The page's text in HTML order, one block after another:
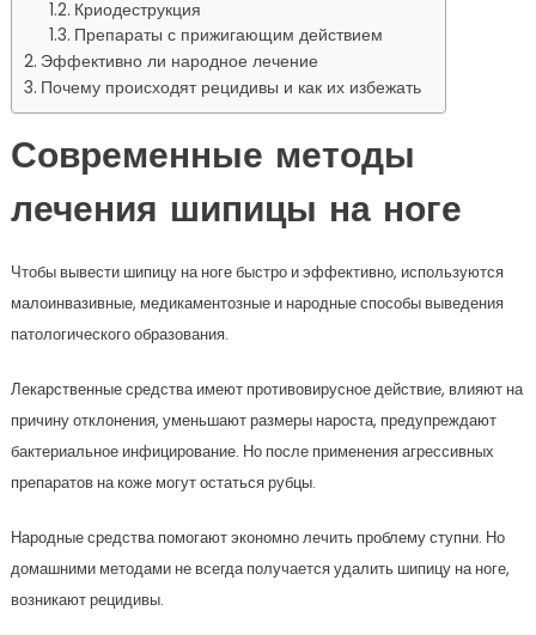
Криодеструкция
Препараты с прижигающим действием
Эффективно ли народное лечение
Почему происходят рецидивы и как их избежать
Современные методы
лечения шипицы на ноге
Чтобы вывести шипицу на ноге быстро и эффективно, используются
малоинвазивные, медикаментозные и народные способы выведения
патологического образования.
Лекарственные средства имеют противовирусное действие, влияют на
причину отклонения, уменьшают размеры нароста, предупреждают
бактериальное инфицирование. Но после применения агрессивных
препаратов на коже могут остаться рубцы.
Народные средства помогают экономно лечить проблему ступни. Но
домашними методами не всегда получается удалить шипицу на ноге,
возникают рецидивы.